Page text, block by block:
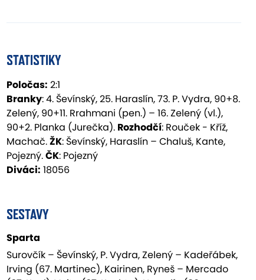
STATISTIKY
Poločas: 2:1
Branky: 4. Ševínský, 25. Haraslín, 73. P. Vydra, 90+8.
Zelený, 90+11. Rrahmani (pen.) – 16. Zelený (vl.),
90+2. Planka (Jurečka). Rozhodčí: Rouček - Kříž,
Machač.ŽK: Ševínský, Haraslín – Chaluš, Kante,
Pojezný.ČK: Pojezný
Diváci: 18056
SESTAVY
Sparta
Surovčík – Ševínský, P. Vydra, Zelený – Kadeřábek,
Irving (67. Martinec), Kairinen, Ryneš – Mercado